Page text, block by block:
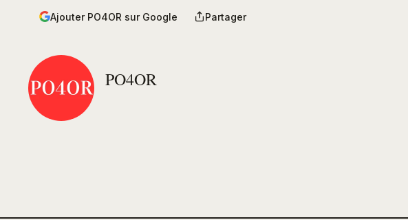
Ajouter PO4OR sur Google Partager
PO4OR